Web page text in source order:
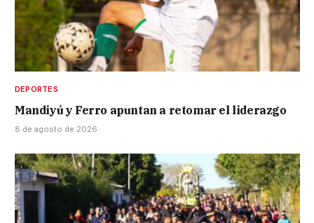
DEPORTES
Mandiyú y Ferro apuntan a retomar el liderazgo
8 de agosto de 2026